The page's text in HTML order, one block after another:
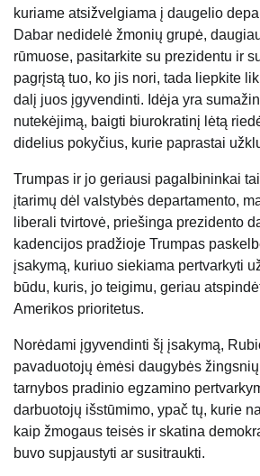
kuriame atsižvelgiama į daugelio
Dabar nedidelė žmonių grupė,
rūmuose, pasitarkite su prezidentu ir
pagrįstą tuo, ko jis nori, tada liepkite
dalį juos įgyvendinti. Idėja yra
nutekėjimą, baigti biurokratinį lėtą
didelius pokyčius, kurie paprastai
Trumpas ir jo geriausi pagalbininkai
įtarimų dėl valstybės departamento,
liberali tvirtovė, priešinga prezidento
kadencijos pradžioje Trumpas
įsakymą, kuriuo siekiama pertvarkyti
būdu, kuris, jo teigimu, geriau
Amerikos prioritetus.
Norėdami įgyvendinti šį įsakymą,
pavaduotojų ėmėsi daugybės
tarnybos pradinio egzamino
darbuotojų išstūmimo, ypač tų, kurie
kaip žmogaus teisės ir skatina
buvo supjaustyti ar susitraukti.